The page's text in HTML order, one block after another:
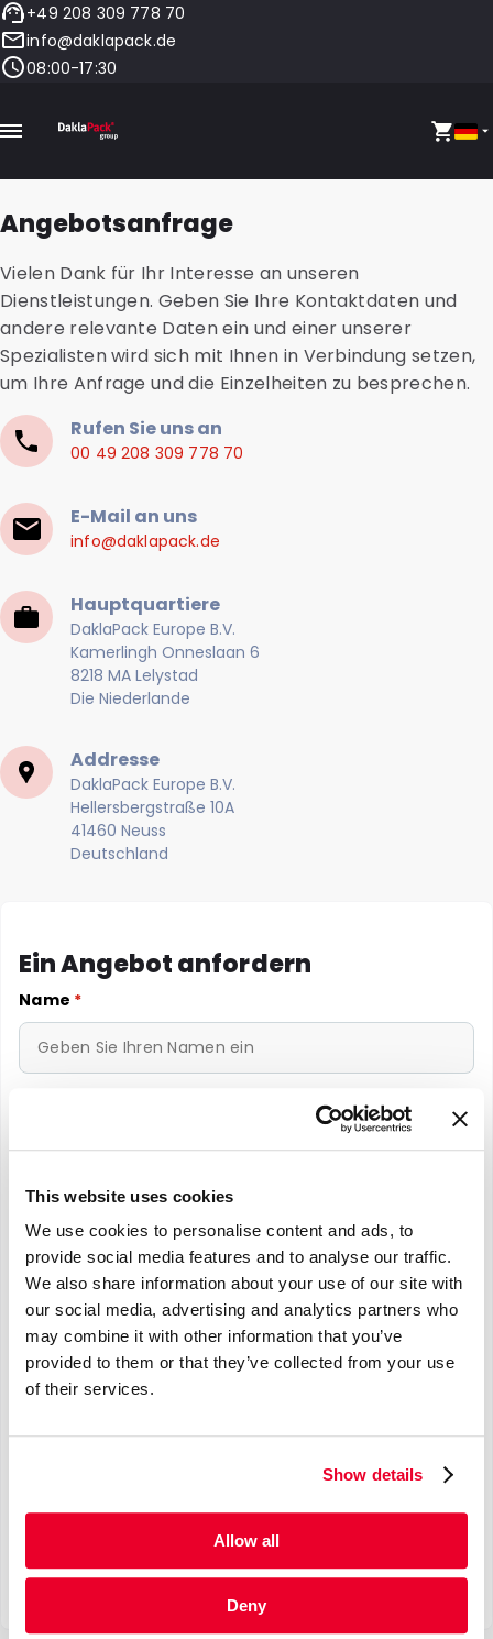
This website uses cookies
We use cookies to personalise content and ads, to
provide social media features and to analyse our traffic.
We also share information about your use of our site with
our social media, advertising and analytics partners who
may combine it with other information that you’ve
provided to them or that they’ve collected from your use
of their services.
Show details
Allow all
Deny
+49 208 309 778 70
info@daklapack.de
08:00-17:30
Angebotsanfrage
Vielen Dank für Ihr Interesse an unseren
Dienstleistungen. Geben Sie Ihre Kontaktdaten und
andere relevante Daten ein und einer unserer
Spezialisten wird sich mit Ihnen in Verbindung setzen,
um Ihre Anfrage und die Einzelheiten zu besprechen.
Rufen Sie uns an
00 49 208 309 778 70
E-Mail an uns
info@daklapack.de
Hauptquartiere
DaklaPack Europe B.V.
Kamerlingh Onneslaan 6
8218 MA Lelystad
Die Niederlande
Addresse
DaklaPack Europe B.V.
Hellersbergstraße 10A
41460 Neuss
Deutschland
Ein Angebot anfordern
Name *
Telefonnummer*
Nachricht*